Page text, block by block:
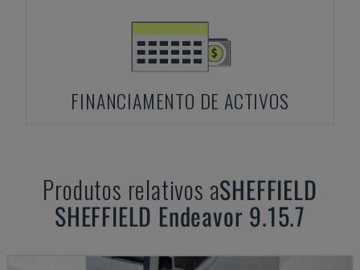
FINANCIAMENTO DE ACTIVOS
Produtos relativos aSHEFFIELD
SHEFFIELD Endeavor 9.15.7